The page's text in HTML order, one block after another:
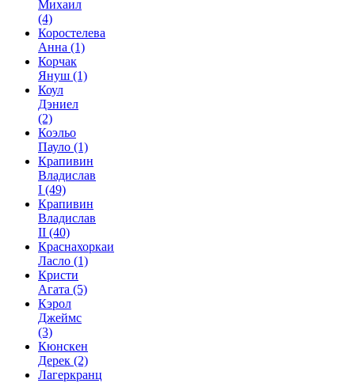
Михаил
(4)
Коростелева
Анна (1)
Корчак
Януш (1)
Коул
Дэниел
(2)
Коэльо
Пауло (1)
Крапивин
Владислав
I (49)
Крапивин
Владислав
II (40)
Краснахоркаи
Ласло (1)
Кристи
Агата (5)
Кэрол
Джеймс
(3)
Кюнскен
Дерек (2)
Лагеркранц